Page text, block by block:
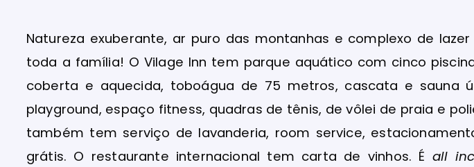
Natureza exuberante, ar puro das montanhas e complexo de
toda a família! O Vilage Inn tem parque aquático com cinco
coberta e aquecida, toboágua de 75 metros, cascata e sauna
playground, espaço fitness, quadras de tênis, de vôlei de praia e
também tem serviço de lavanderia, room service,
grátis. O restaurante internacional tem carta de vinhos. É all